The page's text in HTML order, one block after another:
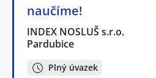
naučíme!
INDEX NOSLUŠ s.r.o.
Pardubice
Plný úvazek